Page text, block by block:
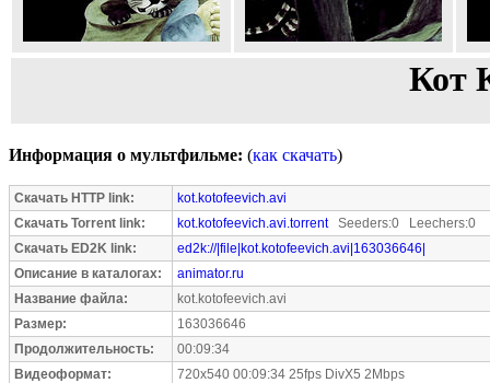
Кот
Информация о мультфильме: (как скачать)
Скачать HTTP link:
kot.kotofeevich.avi
Скачать Torrent link:
kot.kotofeevich.avi.torrentSeeders:0 Leechers:0
Скачать ED2K link:
ed2k://|file|kot.kotofeevich.avi|163036646|
Описание в каталогах:
animator.ru
Название файла:
kot.kotofeevich.avi
Размер:
163036646
Продолжительность:
00:09:34
Видеоформат:
720x540 00:09:34 25fps DivX5 2Mbps